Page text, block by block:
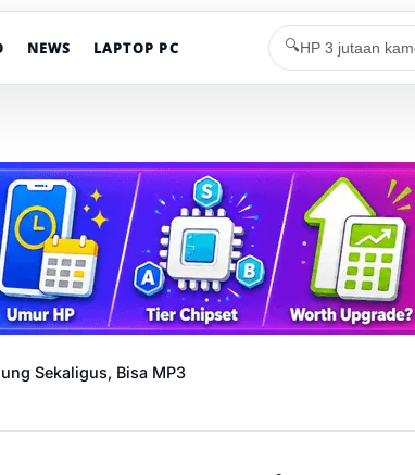
NEWS LAPTOP PC 🔍
Sekaligus, Bisa MP3